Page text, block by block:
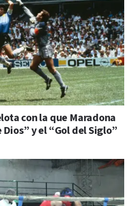
con la que Maradona
y el “Gol del Siglo”